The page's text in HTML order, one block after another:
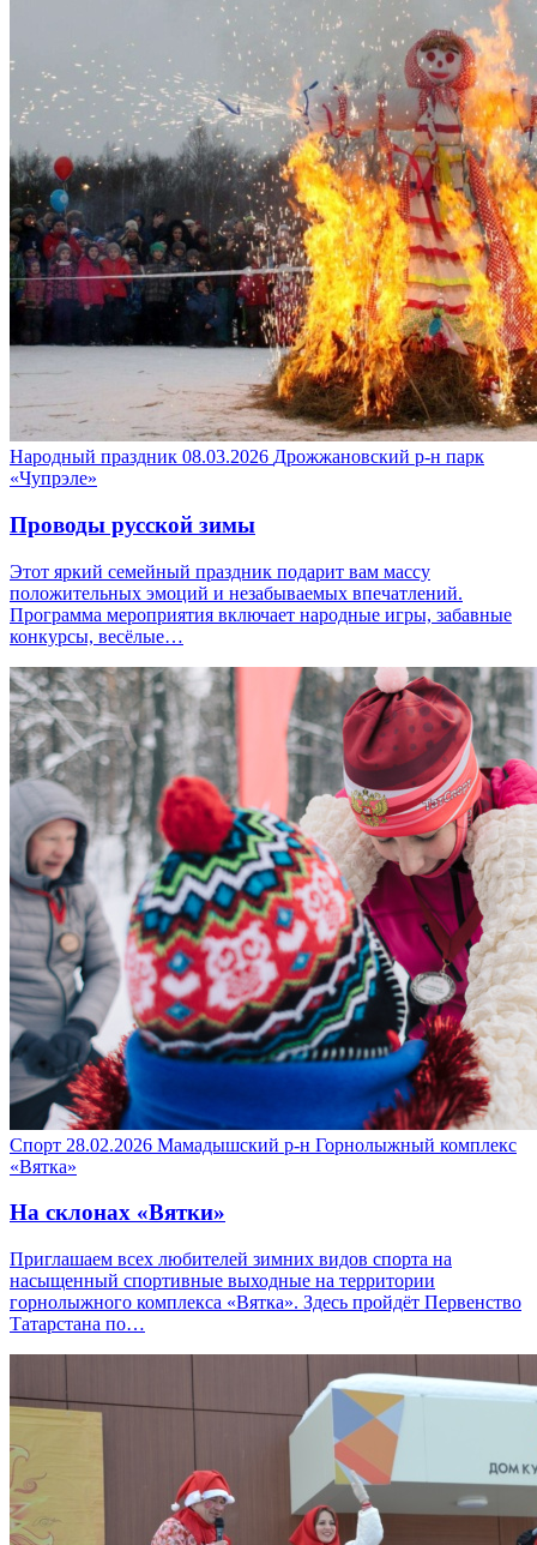
Народный праздник 08.03.2026 Дрожжановский р-н парк
«Чупрэле»
Проводы русской зимы
Этот яркий семейный праздник подарит вам массу
положительных эмоций и незабываемых впечатлений.
Программа мероприятия включает народные игры, забавные
конкурсы, весёлые…
Спорт 28.02.2026 Мамадышский р-н Горнолыжный комплекс
«Вятка»
На склонах «Вятки»
Приглашаем всех любителей зимних видов спорта на
насыщенный спортивные выходные на территории
горнолыжного комплекса «Вятка». Здесь пройдёт Первенство
Татарстана по…